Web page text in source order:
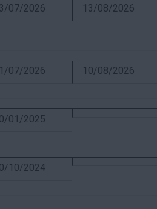
07/2026 13/08/2026
07/2026 10/08/2026
01/2025
10/2024